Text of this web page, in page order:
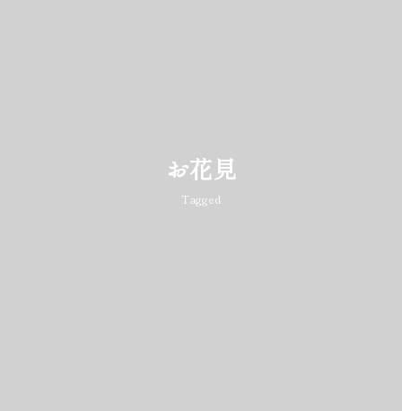
お花見
Tagged